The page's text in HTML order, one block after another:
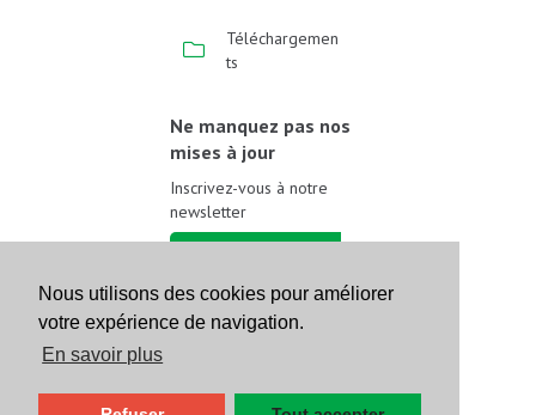
Nous utilisons des cookies pour améliorer
votre expérience de navigation.
En savoir plus
Téléchargemen
ts
Ne manquez pas nos
mises à jour
Inscrivez-vous à notre
newsletter
Suivez-nous sur les